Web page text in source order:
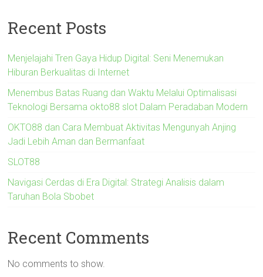
Recent Posts
Menjelajahi Tren Gaya Hidup Digital: Seni Menemukan
Hiburan Berkualitas di Internet
Menembus Batas Ruang dan Waktu Melalui Optimalisasi
Teknologi Bersama okto88 slot Dalam Peradaban Modern
OKTO88 dan Cara Membuat Aktivitas Mengunyah Anjing
Jadi Lebih Aman dan Bermanfaat
SLOT88
Navigasi Cerdas di Era Digital: Strategi Analisis dalam
Taruhan Bola Sbobet
Recent Comments
No comments to show.